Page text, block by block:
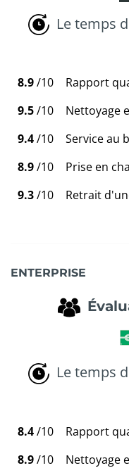
Le temps
8.9/10
Rapport
9.5/10
Nettoyage
9.4/10
Service au
8.9/10
Prise en
9.3/10 Retrait
ENTERPRISE
Le temps
8.4/10
Rapport
8.9/10
Nettoyage